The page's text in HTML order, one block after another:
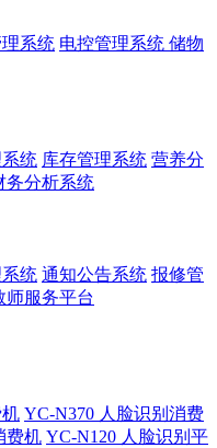
系统 电控管理系统 储物
统 库存管理系统 营养分
务分析系统
统 通知公告系统 报修管
师服务平台
YC-N370 人脸识别消费
费机 YC-N120 人脸识别平